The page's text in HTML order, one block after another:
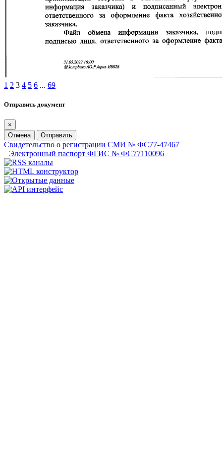
1 2 3 4 5 6 ... 69
Отправить документ
×
Отмена
Отправить
Свидетельство о регистрации СМИ № ФС77-47467
Электронный паспорт ФГИС № ФС77110096